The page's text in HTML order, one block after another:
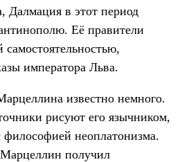
Далмация в этот период
Её правители
самостоятельностью,
императора Льва.
известно немного.
рисуют его язычником,
неоплатонизма.
получил